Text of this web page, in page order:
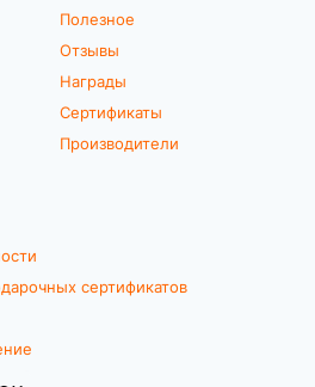
Полезное
Отзывы
Награды
Сертификаты
Производители
сертификатов